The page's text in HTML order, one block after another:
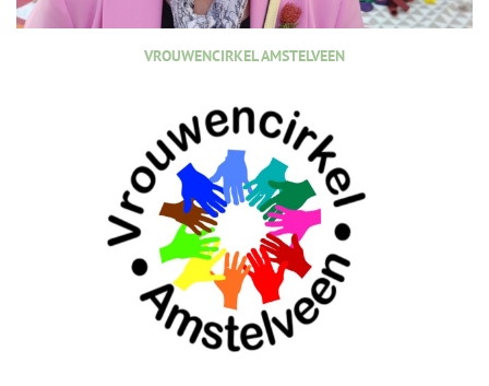
VROUWENCIRKEL AMSTELVEEN